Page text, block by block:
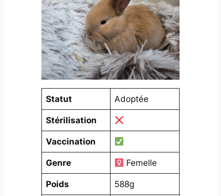
Statut Adoptée
Stérilisation
Vaccination
Genre Femelle
Poids 588g